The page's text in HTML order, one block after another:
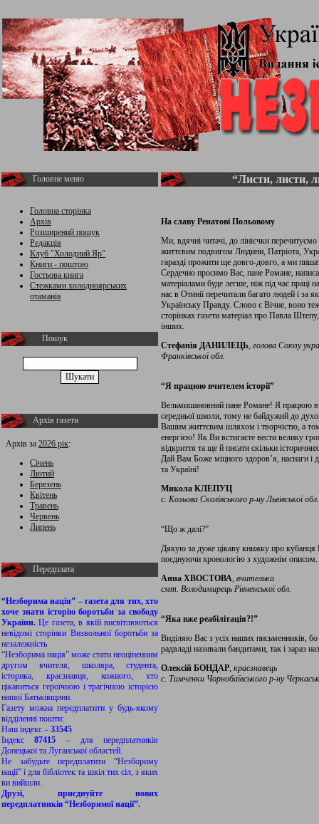
Головне меню
Головна сторінка
Архів
Розширений пошук
Редакція
Клуб "Холодний Яр"
Книги - поштою
Гостьова книга
Стежками холодноярських
отаманів
Пошук
Архів газети
Архів за 2026 рік:
Січень
Лютий
Березень
Квітень
Травень
Червень
Липень
Передплата
“Незборима нація” – газета для тих, хто
хоче знати історію боротьби за свободу
України.Це газета, в якій висвітлюються
невідомі сторінки Визвольної боротьби за
незалежність.
“Незборима нація” може стати неоціненним
другом вчителя, школяра, студента,
історика, краєзнавця, кожного, хто
цікавиться героїчною і трагічною історією
нашої Батьківщини.
Газету можна передплатити у будь-якому
відділенні пошти:
Наш індекс – 33545
Індекс87415 – для передплатників
Донецької та Луганської областей.
Не забудьте передплатити “Незбориму
нації” і для бібліотек та шкіл тих сіл, з яких
ви вийшли.
Друзі, приєднуйте нових
передплатників “Незборимої нації”.
“Листи, листи,
На славу Ренатові Польовому
Ми, вдячні читачі, до лінієчки
життєвим подвигом Людини, Патріота,
гаразді прожити ще довго-довго, а ми
Сердечно просимо Вас, пане Романе,
матеріалами буде легше, ніж під час
нас в Отинії перечитали багато людей і за
Українську Правду. Слово є Вічне, воно
сторінках газети матеріал про Павла
інших.
Стефанія ДАНИЛЕЦЬ, голова Союзу
Франківської обл.
“Я працюю вчителем історії”
Вельмишановний пане Романе! Я працюю
середньої школи, тому не байдужий до
Вашим життєвим шляхом і творчістю, а
енергією! Як Ви встигаєте вести велику
відкриття та ще й писати скільки
Дай Вам Боже міцного здоров’я, наснаги і
та Україні!
Микола КЛЕПУЦ
с. Козьова Сколівського р-ну Львівської обл.
“Що ж далі?”
Дякую за дуже цікаву книжку про кубанця
поєднуючи хронологію з художнім описом.
Анна ХВОСТОВА, вчителька
смт. Володимирець Рівненської обл.
“Яка вже реабілітація?!”
Виділяю Вас з усіх наших письменників,
радвладі називали бандитами, так і зараз
Олексій БОНДАР, краєзнавець
с. Тимченки Чорнобаївського р-ну